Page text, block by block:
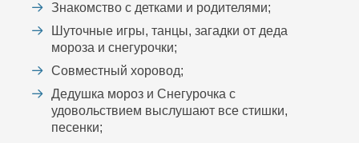
Знакомство с детками и родителями;
Шуточные игры, танцы, загадки от деда
мороза и снегурочки;
Совместный хоровод;
Дедушка мороз и Снегурочка с
удовольствием выслушают все стишки,
песенки;